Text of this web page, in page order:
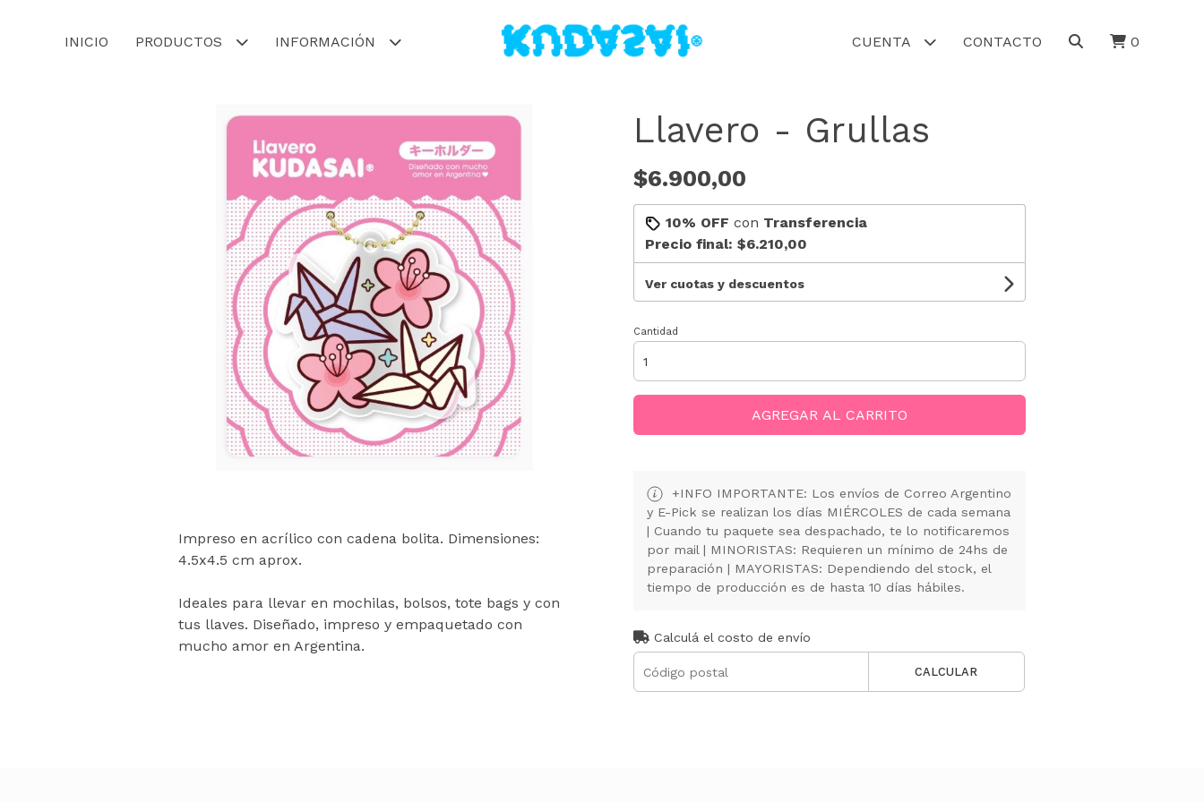
INICIO PRODUCTOS INFORMACIÓN CUENTA CONTACTO 0
Impreso en acrílico con cadena bolita. Dimensiones:
4.5x4.5 cm aprox.
Ideales para llevar en mochilas, bolsos, tote bags y con
tus llaves. Diseñado, impreso y empaquetado con
mucho amor en Argentina.
Llavero - Grullas
$6.900,00
10% OFF con Transferencia
Precio final: $6.210,00
Ver cuotas y descuentos
Cantidad
AGREGAR AL CARRITO
+INFO IMPORTANTE: Los envíos de Correo Argentino
y E-Pick se realizan los días MIÉRCOLES de cada semana
| Cuando tu paquete sea despachado, te lo notificaremos
por mail | MINORISTAS: Requieren un mínimo de 24hs de
preparación | MAYORISTAS: Dependiendo del stock, el
tiempo de producción es de hasta 10 días hábiles.
Calculá el costo de envío
CALCULAR